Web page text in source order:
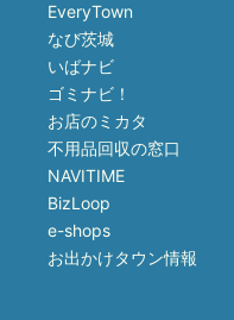
EveryTown
なび茨城
いばナビ
ゴミナビ！
お店のミカタ
不用品回収の窓口
NAVITIME
BizLoop
e-shops
お出かけタウン情報